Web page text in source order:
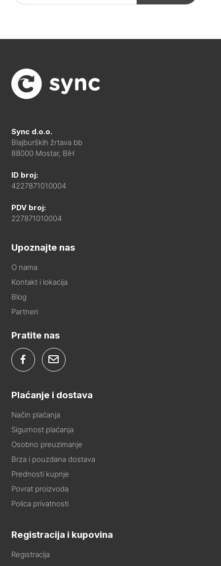
Sync d.o.o.
Blajburških žrtava bb
88000 Mostar, BiH
ID broj:
4227871010004
PDV broj:
227871010004
Upoznajte nas
O nama
Kontakt i lokacija
Blog
Partneri
Pratite nas
Plaćanje i dostava
Način plaćanja
Sigurnost plaćanja
Osobno preuzimanje
Brza i pouzdana dostava
Prednosti kupnje
Povrat proizvoda
Polica privatnosti
Registracija i kupovina
Registracija